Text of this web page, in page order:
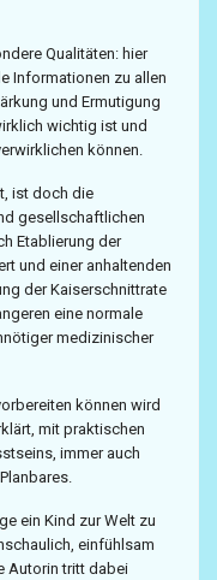
Qualitäten: hier
Informationen zu allen
und Ermutigung
wichtig ist und
können.
ist doch die
gesellschaftlichen
Etablierung der
und einer anhaltenden
der Kaiserschnittrate
eine normale
medizinischer
können wird
mit praktischen
immer auch
ein Kind zur Welt zu
einfühlsam
Autorin tritt dabei